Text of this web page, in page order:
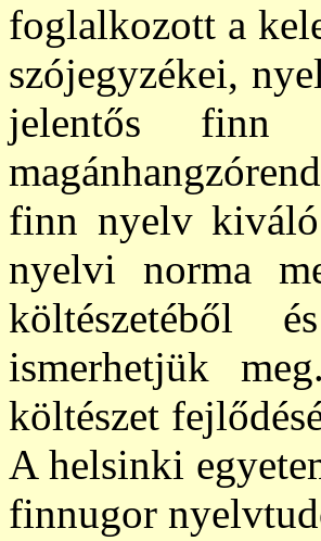
foglalkozott a
szójegyzékei,
jelentős finn
finn nyelv
nyelvi norma
költészetéből
ismerhetjük
költészet
A helsinki
finnugor